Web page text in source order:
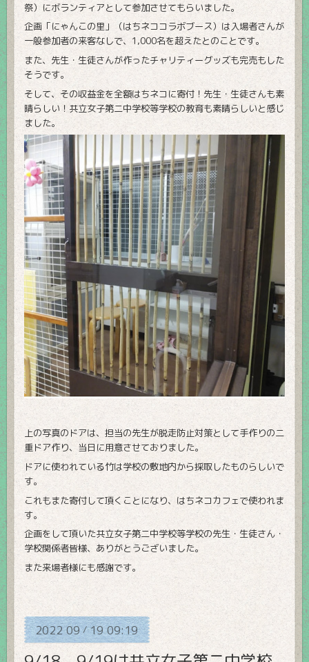
祭）にボランティアとして参加させてもらいました。
企画「にゃんこの里」（はちネココラボブース）は入場者さんが
一般参加者の来客なしで、1,000名を超えたとのことです。
また、先生・生徒さんが作ったチャリティーグッズも完売もした
そうです。
そして、その収益金を全額はちネコに寄付！先生・生徒さんも素
晴らしい！共立女子第二中学校等学校の教育も素晴らしいと感じ
ました。
上の写真のドアは、担当の先生が脱走防止対策として手作りの二
重ドア作り、当日に用意させておりました。
ドアに使われている竹は学校の敷地内から採取したものらしいで
す。
これもまた寄付して頂くことになり、はちネコカフェで使われま
す。
企画をして頂いた共立女子第二中学校等学校の先生・生徒さん・
学校関係者皆様、ありがとうございました。
また来場者様にも感謝です。
2022 09/19 09:19